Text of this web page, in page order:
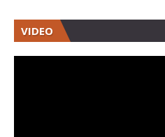
VIDEO